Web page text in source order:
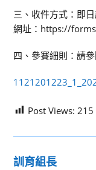
三、收件方式：即
網址：https://
四、參賽細則：請
Post Views: 215
訓育組長